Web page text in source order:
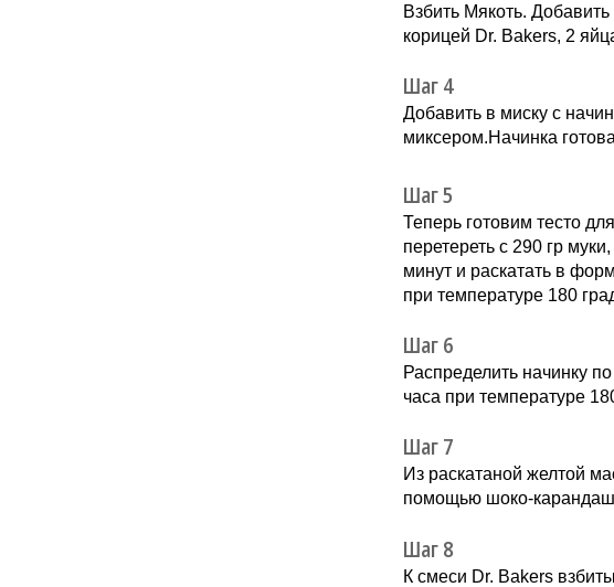
Взбить Мякоть.
корицей Dr. Bakers, 2
Шаг 4
Добавить в миску с
миксером.Начинка
Шаг 5
Теперь готовим тесто
перетереть с 290 гр
минут и раскатать в
при температуре 180
Шаг 6
Распределить начинку
часа при температуре
Шаг 7
Из раскатаной желтой
помощью шоко-
Шаг 8
К смеси Dr. Bakers